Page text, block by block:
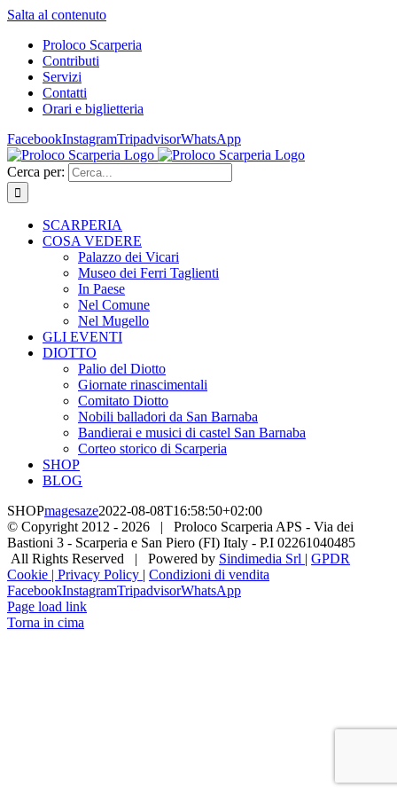
Salta al contenuto
Proloco Scarperia
Contributi
Servizi
Contatti
Orari e biglietteria
FacebookInstagramTripadvisorWhatsApp
Cerca per:
SCARPERIA
COSA VEDERE
Palazzo dei Vicari
Museo dei Ferri Taglienti
In Paese
Nel Comune
Nel Mugello
GLI EVENTI
DIOTTO
Palio del Diotto
Giornate rinascimentali
Comitato Diotto
Nobili balladori da San Barnaba
Bandierai e musici di castel San Barnaba
Corteo storico di Scarperia
SHOP
BLOG
SHOPmagesaze2022-08-08T16:58:50+02:00
© Copyright 2012 - 2026 | Proloco Scarperia APS - Via dei
Bastioni 3 - Scarperia e San Piero (FI) Italy - P.I 02261040485
All Rights Reserved | Powered by Sindimedia Srl | GPDR
Cookie | Privacy Policy | Condizioni di vendita
FacebookInstagramTripadvisorWhatsApp
Page load link
Torna in cima